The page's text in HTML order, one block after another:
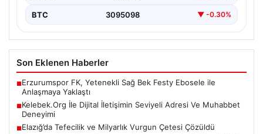
BTC 3095098 ▼ -0.30%
Son Eklenen Haberler
■Erzurumspor FK, Yetenekli Sağ Bek Festy Ebosele ile
Anlaşmaya Yaklaştı
■Kelebek.Org İle Dijital İletişimin Seviyeli Adresi Ve Muhabbet
Deneyimi
■Elazığ’da Tefecilik ve Milyarlık Vurgun Çetesi Çözüldü